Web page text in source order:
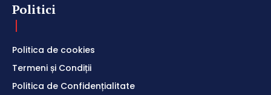
Politici
Politica de cookies
Termeni și Condiții
Politica de Confidențialitate